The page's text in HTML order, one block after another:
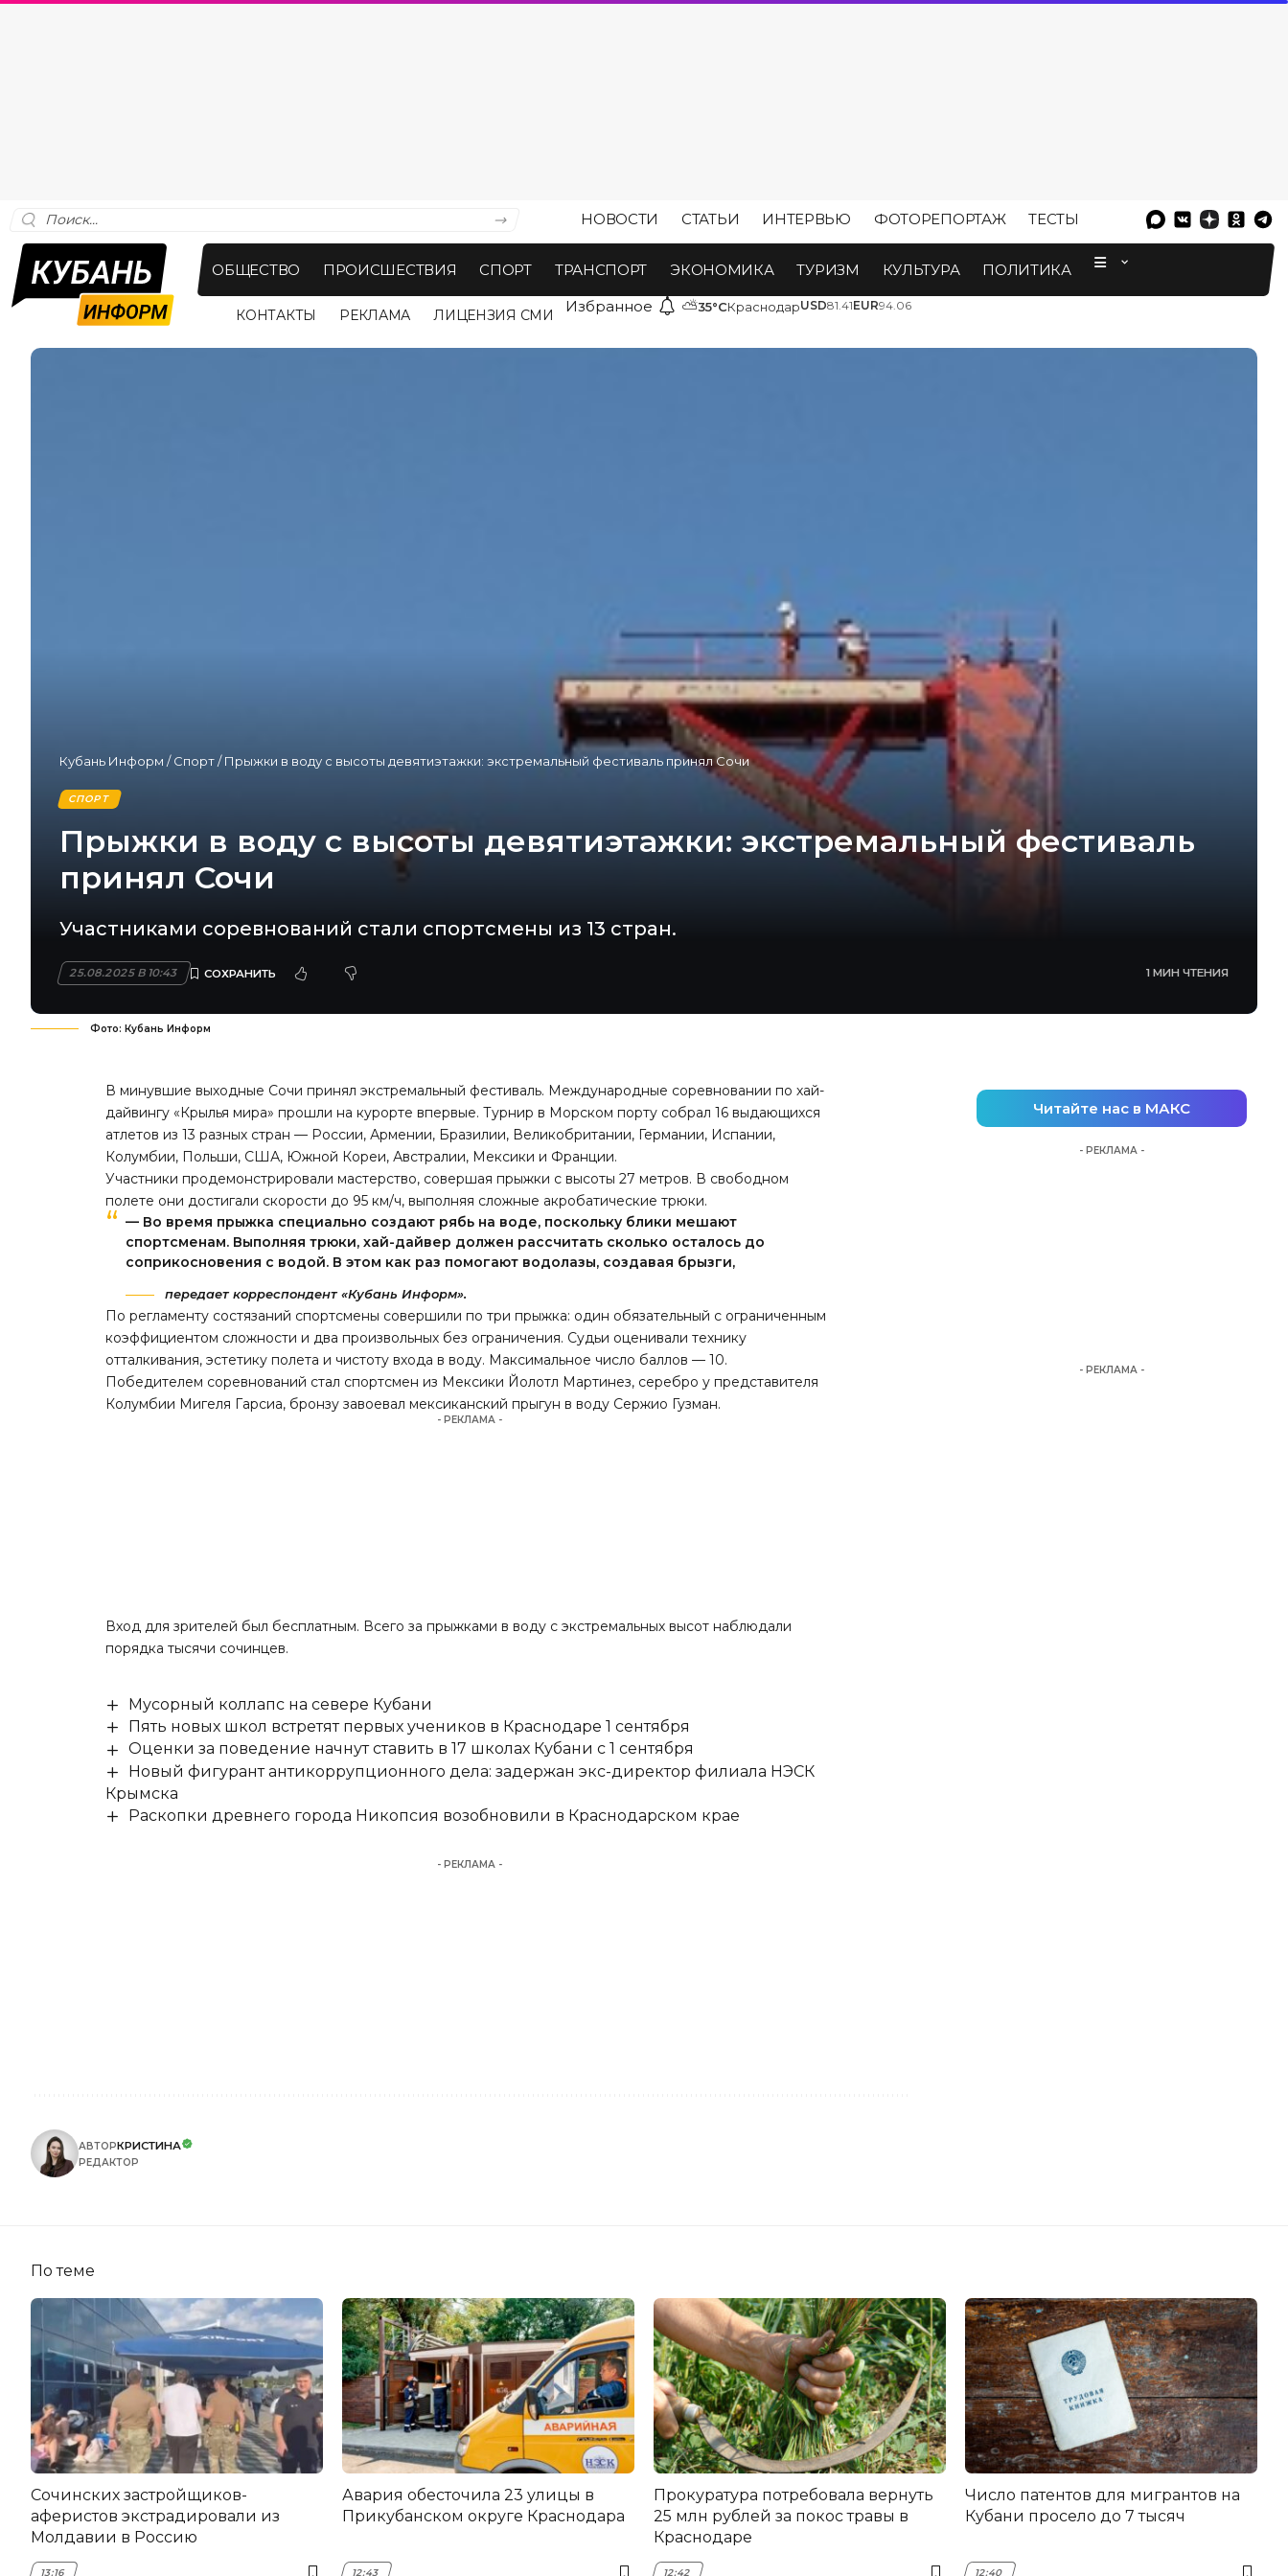
НОВОСТИ СТАТЬИ ИНТЕРВЬЮ ФОТОРЕПОРТАЖ ТЕСТЫ
ОБЩЕСТВО ПРОИСШЕСТВИЯ СПОРТ ТРАНСПОРТ ЭКОНОМИКА ТУРИЗМ КУЛЬТУРА ПОЛИТИКА
КОНТАКТЫ РЕКЛАМА ЛИЦЕНЗИЯ СМИ Избранное ⛅35°CКраснодарUSD81.41EUR94.06
Кубань Информ /Спорт/Прыжки в воду с высоты девятиэтажки: экстремальный фестиваль принял Сочи
СПОРТ
Прыжки в воду с высоты девятиэтажки: экстремальный фестиваль
принял Сочи
Участниками соревнований стали спортсмены из 13 стран.
25.08.2025 В 10:43 1 МИН ЧТЕНИЯ
Фото: Кубань Информ
В минувшие выходные Сочи принял экстремальный фестиваль. Международные соревновании по хай-
дайвингу «Крылья мира» прошли на курорте впервые. Турнир в Морском порту собрал 16 выдающихся
атлетов из 13 разных стран — России, Армении, Бразилии, Великобритании, Германии, Испании,
Колумбии, Польши, США, Южной Кореи, Австралии, Мексики и Франции.
Участники продемонстрировали мастерство, совершая прыжки с высоты 27 метров. В свободном
полете они достигали скорости до 95 км/ч, выполняя сложные акробатические трюки.
— Во время прыжка специально создают рябь на воде, поскольку блики мешают
спортсменам. Выполняя трюки, хай-дайвер должен рассчитать сколько осталось до
соприкосновения с водой. В этом как раз помогают водолазы, создавая брызги,
передает корреспондент «Кубань Информ».
По регламенту состязаний спортсмены совершили по три прыжка: один обязательный с ограниченным
коэффициентом сложности и два произвольных без ограничения. Судьи оценивали технику
отталкивания, эстетику полета и чистоту входа в воду. Максимальное число баллов — 10.
Победителем соревнований стал спортсмен из Мексики Йолотл Мартинез, серебро у представителя
Колумбии Мигеля Гарсиа, бронзу завоевал мексиканский прыгун в воду Сержио Гузман.
- РЕКЛАМА -
Вход для зрителей был бесплатным. Всего за прыжками в воду с экстремальных высот наблюдали
порядка тысячи сочинцев.
Мусорный коллапс на севере Кубани
Пять новых школ встретят первых учеников в Краснодаре 1 сентября
Оценки за поведение начнут ставить в 17 школах Кубани с 1 сентября
Новый фигурант антикоррупционного дела: задержан экс-директор филиала НЭСК
Крымска
Раскопки древнего города Никопсия возобновили в Краснодарском крае
- РЕКЛАМА -
АВТОРКРИСТИНА
РЕДАКТОР
Читайте нас в МАКС
- РЕКЛАМА -
- РЕКЛАМА -
По теме
Сочинских застройщиков-
аферистов экстрадировали из
Молдавии в Россию
13:16
Авария обесточила 23 улицы в
Прикубанском округе Краснодара
12:43
Прокуратура потребовала вернуть
25 млн рублей за покос травы в
Краснодаре
12:42
Число патентов для мигрантов на
Кубани просело до 7 тысяч
12:40